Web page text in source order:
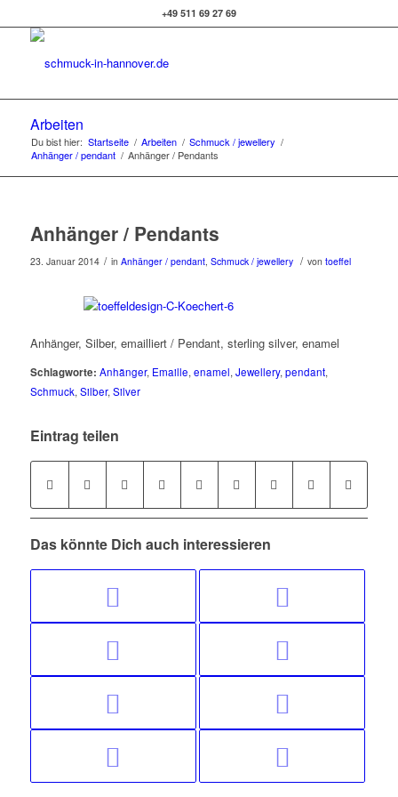
+49 511 69 27 69
Arbeiten
Du bist hier: Startseite / Arbeiten / Schmuck / jewellery /
Anhänger / pendant / Anhänger / Pendants
Anhänger / Pendants
23. Januar 2014 / in Anhänger / pendant, Schmuck / jewellery / von toeffel
Anhänger, Silber, emailliert / Pendant, sterling silver, enamel
Schlagworte: Anhänger, Emaille, enamel, Jewellery, pendant,
Schmuck, Silber, Silver
Eintrag teilen
Das könnte Dich auch interessieren